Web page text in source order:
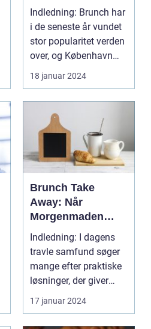
oplevelse til
eventyrrejsende
og backpackere
Indledning: Brunch har
i de seneste år vundet
stor popularitet verden
over, og København
har ikke un...
18 januar 2024
Brunch Take
Away: Når
Morgenmaden
Bliver Mobil
Indledning: I dagens
travle samfund søger
mange efter praktiske
løsninger, der giver
dem mulighed fo...
17 januar 2024